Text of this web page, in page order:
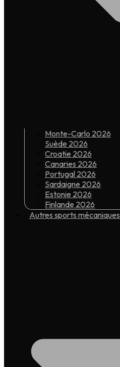
Monte-Carlo 2026
Suède 2026
Croatie 2026
Canaries 2026
Portugal 2026
Sardaigne 2026
Estonie 2026
Finlande 2026
Autres sports mécaniques